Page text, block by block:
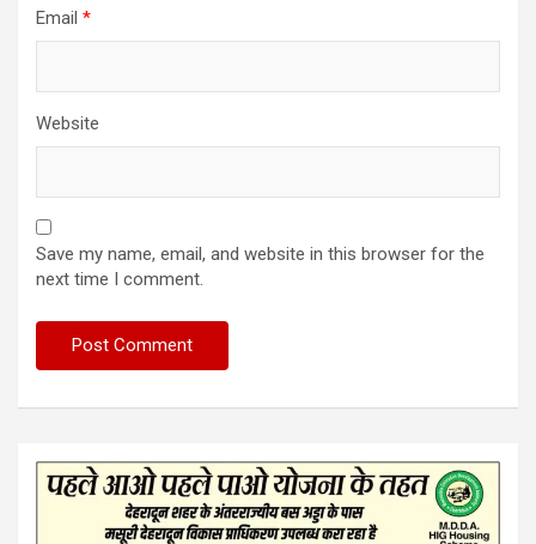
Email *
Website
Save my name, email, and website in this browser for the
next time I comment.